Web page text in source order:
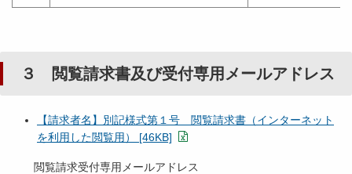
３ 閲覧請求書及び受付専用メールアドレス
【請求者名】別記様式第１号 閲覧請求書（インターネット
を利用した閲覧用） [46KB]
閲覧請求受付専用メールアドレス